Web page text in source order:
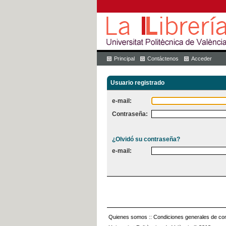
Principal Contáctenos Acceder
Usuario registrado
e-mail:
Contraseña:
¿Olvidó su contraseña?
e-mail:
Quienes somos :: Condiciones generales de